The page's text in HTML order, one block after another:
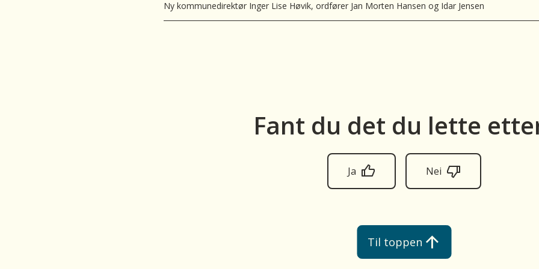
Ny kommunedirektør Inger Lise Høvik, ordfører Jan Morten Hansen og Idar Jensen
Fant du det du lette
Ja Nei
Til toppen